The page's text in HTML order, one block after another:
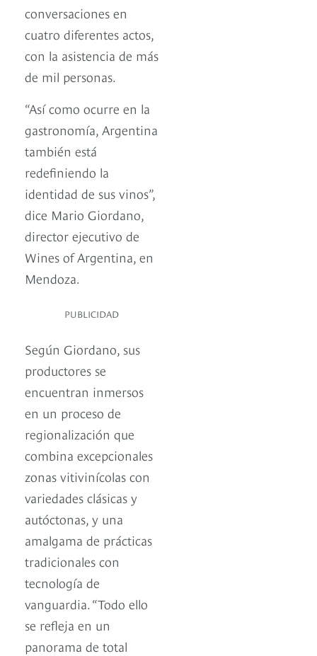
conversaciones en
cuatro diferentes actos,
con la asistencia de más
de mil personas.
“Así como ocurre en la
gastronomía, Argentina
también está
redefiniendo la
identidad de sus vinos”,
dice Mario Giordano,
director ejecutivo de
Wines of Argentina, en
Mendoza.
PUBLICIDAD
Según Giordano, sus
productores se
encuentran inmersos
en un proceso de
regionalización que
combina excepcionales
zonas vitivinícolas con
variedades clásicas y
autóctonas, y una
amalgama de prácticas
tradicionales con
tecnología de
vanguardia. “Todo ello
se refleja en un
panorama de total